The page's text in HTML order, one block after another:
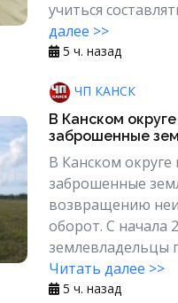
учиться
далее >>
5 ч. назад
ЧП КАНСК
В Канском
заброшенные
В Канском
заброшенные
возвращению
оборот. С начала
землевладельцы
Читать далее >>
5 ч. назад